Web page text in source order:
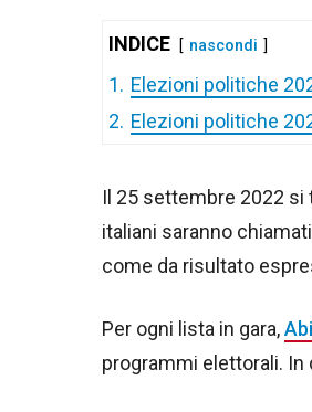
INDICE nascondi
1. Elezioni politiche
2. Elezioni politiche
Il 25 settembre 2022 si
italiani saranno
come da risultato
Per ogni lista in gara,
programmi elettorali.